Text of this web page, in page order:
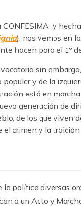
y
), nos vemos en
hacen para el 1º
sin
y de la
está en
generación de
de los que viven
el crimen y la
política diversas
a un Acto y